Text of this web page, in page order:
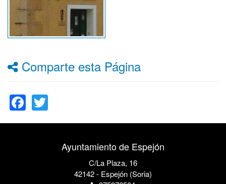
Comparte esta Página
Facebook
Ayuntamiento de Espejón
C/La Plaza, 16
42142 - Espejón (Soria)